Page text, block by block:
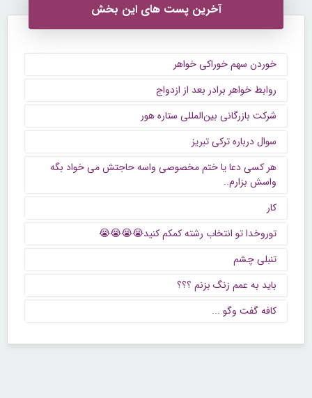
آخرین پست های این بخش
خوردن سهم خوراکی خواهر
روابط خواهر برادر بعد از ازدواج
شرکت بازرگانی بین‌المللی ستاره هور
سوال درباره ترکی تبریز
هر کسی دعا یا ختم مخصوصی واسه حاجتش می خواد بگه
واسش بزارم..
کار
توروخدا تو انتخاب رشته کمکم کنید😭😭😭😭
تنبلی چشم
باید به عمم زنگ بزنم ؟؟؟
كافه گفت وگو ...